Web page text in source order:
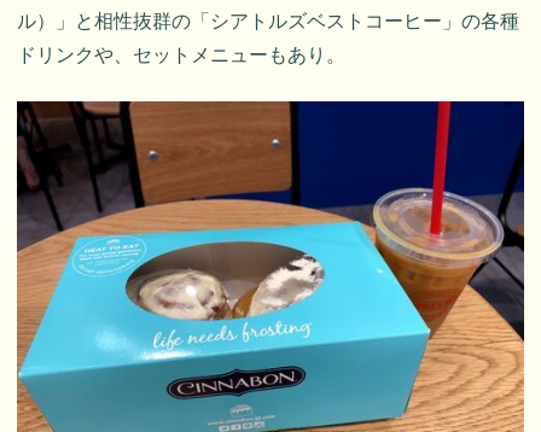
ル）」と相性抜群の「シアトルズベストコーヒー」の各種
ドリンクや、セットメニューもあり。